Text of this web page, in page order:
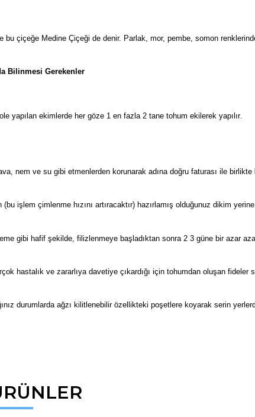
bu çiçeğe Medine Çiçeği de denir. Parlak, mor, pembe, somon
Bilinmesi Gerekenler
yapılan ekimlerde her göze 1 en fazla 2 tane tohum ekilerek yapılır.
nem ve su gibi etmenlerden korunarak adına doğru faturası ile
işlem çimlenme hızını artıracaktır) hazırlamış olduğunuz dikim
gibi hafif şekilde, filizlenmeye başladıktan sonra 2 3 güne bir azar
hastalık ve zararlıya davetiye çıkardığı için tohumdan oluşan fideler
durumlarda ağzı kilitlenebilir özellikteki poşetlere koyarak serin
siz yapın!
noktaları öneri formunu kullanarak tarafımıza iletebilirsiniz.